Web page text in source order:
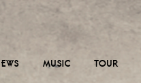
MUSIC TOUR